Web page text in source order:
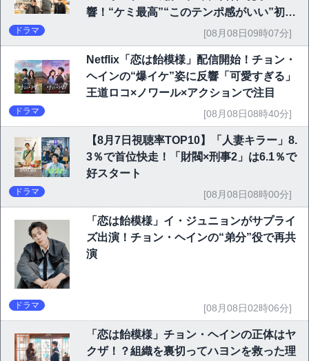
響！“ケミ最高”“このテンポ感がいい”初回
ドラマ [08月08日09時07分]
Netflix「恋は飴模様」配信開始！チョン・
ヘインの“爆イケ”姿に反響「可愛すぎる」
王道ロコ×ノワール×アクションで注目
ドラマ [08月08日08時40分]
【8月7日視聴率TOP10】「人妻キラー」8.
3％で首位快走！「財閥×刑事2」は6.1％で
好スタート
ドラマ [08月08日08時00分]
「恋は飴模様」イ・ジュニョンがサプライ
ズ出演！チョン・ヘインの“弟分”役で再共
演
ドラマ [08月08日02時06分]
「恋は飴模様」チョン・ヘインの正体はヤ
クザ！？組織を裏切ってハヨンを救った理